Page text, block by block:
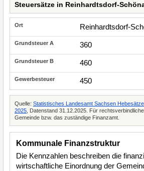
Steuersätze in Reinhardtsdorf-
Reinhardtsdorf-
360
460
450
Quelle: Statistisches Landesamt Sachsen
2025 , Datenstand 31.12.2025. Für
Gemeinde bzw. das zuständige Finanzamt.
Kommunale Finanzstruktur
Die Kennzahlen beschreiben die
wirtschaftliche Einordnung der